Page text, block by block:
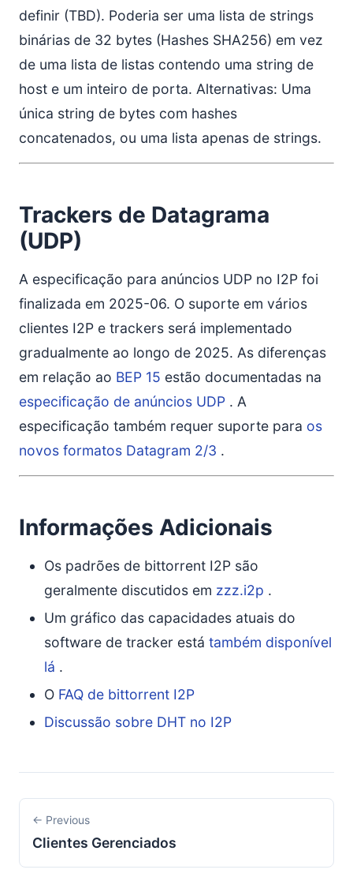
definir (TBD). Poderia ser uma lista de strings
binárias de 32 bytes (Hashes SHA256) em vez
de uma lista de listas contendo uma string de
host e um inteiro de porta. Alternativas: Uma
única string de bytes com hashes
concatenados, ou uma lista apenas de strings.
Trackers de Datagrama
(UDP)
A especificação para anúncios UDP no I2P foi
finalizada em 2025-06. O suporte em vários
clientes I2P e trackers será implementado
gradualmente ao longo de 2025. As diferenças
em relação ao BEP 15 estão documentadas na
especificação de anúncios UDP . A
especificação também requer suporte para os
novos formatos Datagram 2/3 .
Informações Adicionais
Os padrões de bittorrent I2P são
geralmente discutidos em zzz.i2p .
Um gráfico das capacidades atuais do
software de tracker está também disponível
lá .
O FAQ de bittorrent I2P
Discussão sobre DHT no I2P
← Previous
Clientes Gerenciados